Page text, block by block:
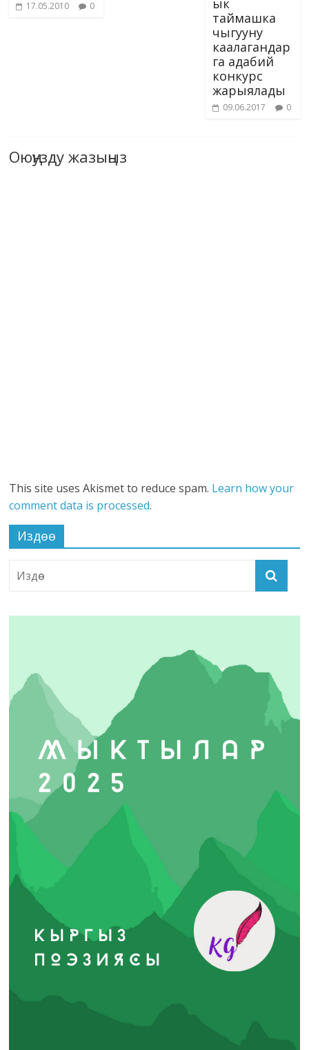
17.05.2010 0
таймашка
чыгууну
каалагандар
га адабий
конкурс
жарыялады
09.06.2017 0
Оюңузду жазыңыз
This site uses Akismet to reduce spam. Learn how your
comment data is processed.
Издөө